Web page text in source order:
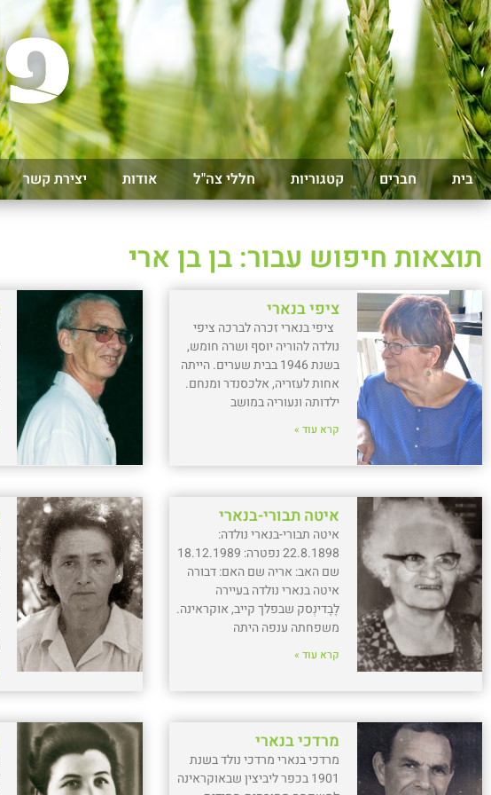
בית חברים קטגוריות חללי צה"ל אודות יצירת קשר
תוצאות חיפוש עבור: בן בן ארי
ציפי בנארי
ציפי בנארי זכרה לברכה ציפי
נולדה להוריה יוסף ושרה חומש,
בשנת 1946 בבית שערים. הייתה
אחות לעזריה, אלכסנדר ומנחם.
ילדותה ונעוריה במושב
קרא עוד »
איטה תבורי-בנארי
איטה תבורי-בנארי נולדה:
22.8.1898 נפטרה: 18.12.1989
שם האב: אריה שם האם: דבורה
איטה בנארי נולדה בעיירה
לֶבֶדינְסק שבפלך קייב, אוקראינה.
משפחתה ענפה היתה
קרא עוד »
מרדכי בנארי
מרדכי בנארי מרדכי נולד בשנת
1901 בכפר ליביצין שבאוקראינה